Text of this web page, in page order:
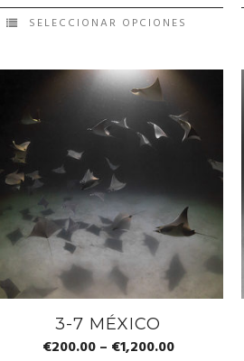
SELECCIONAR OPCIONES
3-7 MÉXICO
€200.00– €1,200.00